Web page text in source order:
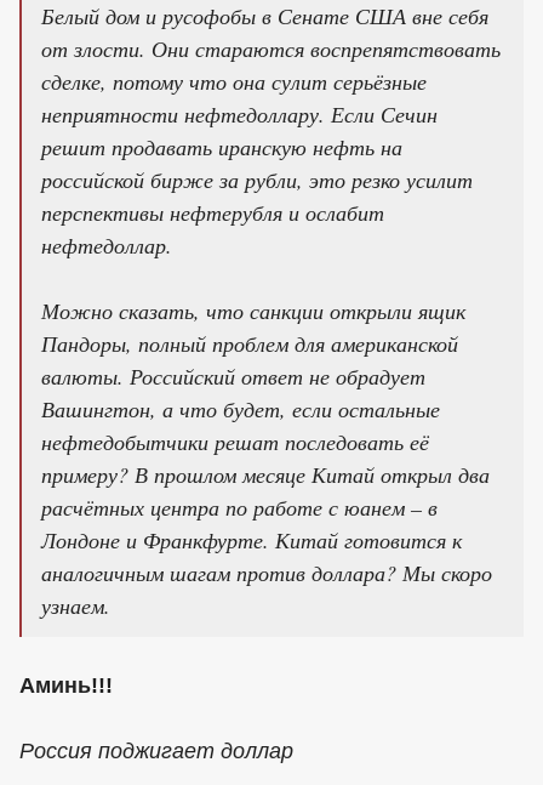
Белый дом и русофобы в Сенате США вне себя
от злости. Они стараются воспрепятствовать
сделке, потому что она сулит серьёзные
неприятности нефтедоллару. Если Сечин
решит продавать иранскую нефть на
российской бирже за рубли, это резко усилит
перспективы нефтерубля и ослабит
нефтедоллар.
Можно сказать, что санкции открыли ящик
Пандоры, полный проблем для американской
валюты. Российский ответ не обрадует
Вашингтон, а что будет, если остальные
нефтедобытчики решат последовать её
примеру? В прошлом месяце Китай открыл два
расчётных центра по работе с юанем – в
Лондоне и Франкфурте. Китай готовится к
аналогичным шагам против доллара? Мы скоро
узнаем.
Аминь!!!
Россия поджигает доллар